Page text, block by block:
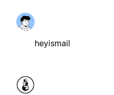
heyismail